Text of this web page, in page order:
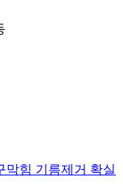
막힘 기름제거 확실